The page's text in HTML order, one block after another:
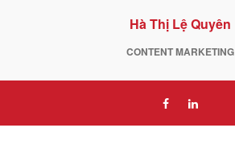
Hà Thị Lệ Quyên
CONTENT MARKETING